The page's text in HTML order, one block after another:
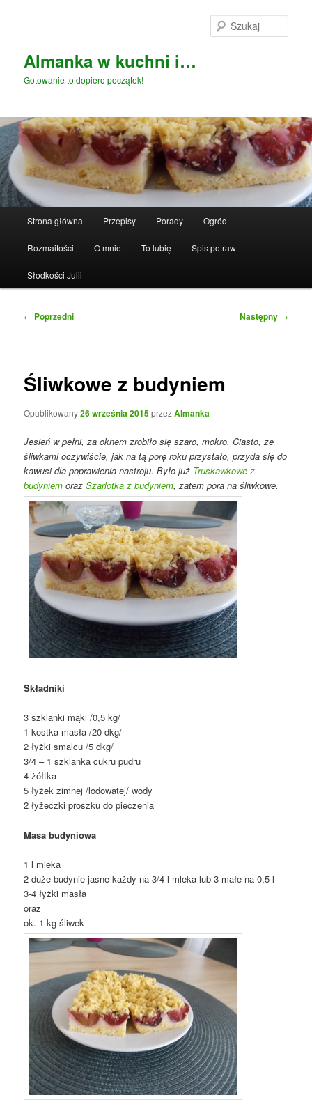
Almanka w kuchni i…
Gotowanie to dopiero początek!
Strona główna Przepisy Porady Ogród
Rozmaitości O mnie To lubię Spis potraw
Słodkości Julii
Nawigacja
← Poprzedni Następny →
Śliwkowe z budyniem
Opublikowany26 września 2015przezAlmanka
Jesień w pełni, za oknem zrobiło się szaro, mokro. Ciasto, ze
śliwkami oczywiście, jak na tą porę roku przystało, przyda się do
kawusi dla poprawienia nastroju. Było już Truskawkowe z
budyniemorazSzarlotka z budyniem, zatem pora na śliwkowe.
Składniki
3 szklanki mąki /0,5 kg/
1 kostka masła /20 dkg/
2 łyżki smalcu /5 dkg/
3/4 – 1 szklanka cukru pudru
4 żółtka
5 łyżek zimnej /lodowatej/ wody
2 łyżeczki proszku do pieczenia
Masa budyniowa
1 l mleka
2 duże budynie jasne każdy na 3/4 l mleka lub 3 małe na 0,5 l
3-4 łyżki masła
oraz
ok. 1 kg śliwek